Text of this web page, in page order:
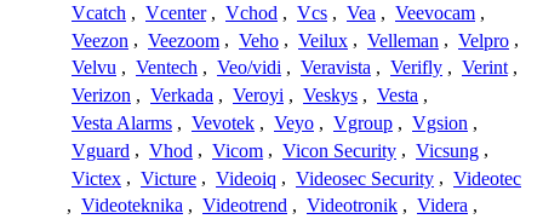
Vcatch , Vcenter , Vchod , Vcs , Vea , Veevocam ,
Veezon , Veezoom , Veho , Veilux , Velleman , Velpro ,
Velvu , Ventech , Veo/vidi , Veravista , Verifly , Verint ,
Verizon , Verkada , Veroyi , Veskys , Vesta ,
Vesta Alarms , Vevotek , Veyo , Vgroup , Vgsion ,
Vguard , Vhod , Vicom , Vicon Security , Vicsung ,
Victex , Victure , Videoiq , Videosec Security , Videotec
, Videoteknika , Videotrend , Videotronik , Videra ,